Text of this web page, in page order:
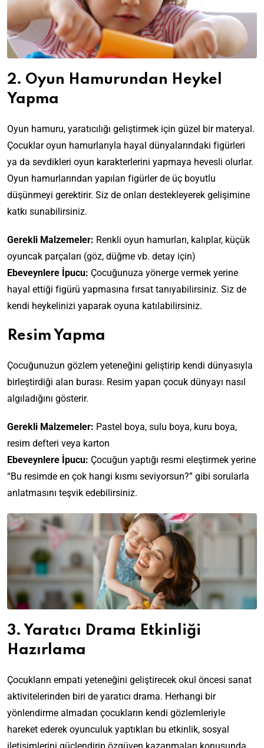
2. Oyun Hamurundan Heykel
Yapma
Oyun hamuru, yaratıcılığı geliştirmek için güzel bir materyal.
Çocuklar oyun hamurlarıyla hayal dünyalarındaki figürleri
ya da sevdikleri oyun karakterlerini yapmaya hevesli olurlar.
Oyun hamurlarından yapılan figürler de üç boyutlu
düşünmeyi gerektirir. Siz de onları destekleyerek gelişimine
katkı sunabilirsiniz.
Gerekli Malzemeler: Renkli oyun hamurları, kalıplar, küçük
oyuncak parçaları (göz, düğme vb. detay için)
Ebeveynlere İpucu: Çocuğunuza yönerge vermek yerine
hayal ettiği figürü yapmasına fırsat tanıyabilirsiniz. Siz de
kendi heykelinizi yaparak oyuna katılabilirsiniz.
Resim Yapma
Çocuğunuzun gözlem yeteneğini geliştirip kendi dünyasıyla
birleştirdiği alan burası. Resim yapan çocuk dünyayı nasıl
algıladığını gösterir.
Gerekli Malzemeler: Pastel boya, sulu boya, kuru boya,
resim defteri veya karton
Ebeveynlere İpucu: Çocuğun yaptığı resmi eleştirmek yerine
“Bu resimde en çok hangi kısmı seviyorsun?” gibi sorularla
anlatmasını teşvik edebilirsiniz.
3. Yaratıcı Drama Etkinliği
Hazırlama
Çocukların empati yeteneğini geliştirecek okul öncesi sanat
aktivitelerinden biri de yaratıcı drama. Herhangi bir
yönlendirme almadan çocukların kendi gözlemleriyle
hareket ederek oyunculuk yaptıkları bu etkinlik, sosyal